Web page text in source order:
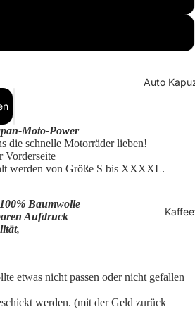
Auto
Moto-Power
die schnelle Motorräder lieben!
Vorderseite
werden von Größe S bis XXXXL.
Baumwolle
Aufdruck
etwas nicht passen oder nicht gefallen
werden. (mit der Geld zurück